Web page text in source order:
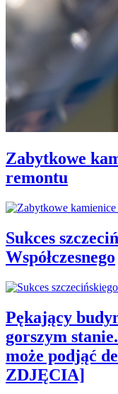
Zabytkowe
remontu
Sukces
Współczesnego
Pękający
gorszym
może podjąć
ZDJĘCIA]